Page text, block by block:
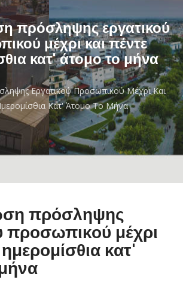
πρόσληψης εργατικού
μέχρι και πέντε
κατ' άτομο το μήνα
Εργατικού Προσωπικού Μέχρι Και
Κατ' Άτομο Το Μήνα
πρόσληψης
προσωπικού μέχρι
κατ'